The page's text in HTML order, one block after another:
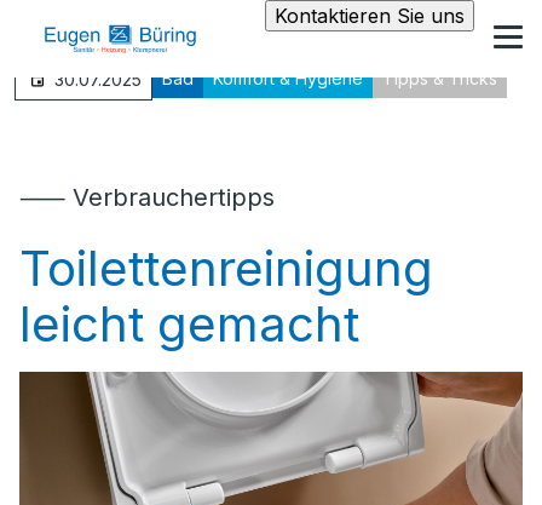
Kontaktieren Sie uns
30.07.2025 Bad Komfort & Hygiene Tipps & Tricks
⸺ Verbrauchertipps
Toilettenreinigung
leicht gemacht